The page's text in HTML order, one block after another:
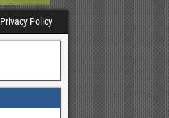
Privacy Policy